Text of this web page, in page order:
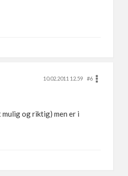
10.02.2011 12.59
#6
og riktig) men er i